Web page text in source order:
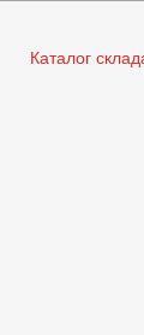
Каталог